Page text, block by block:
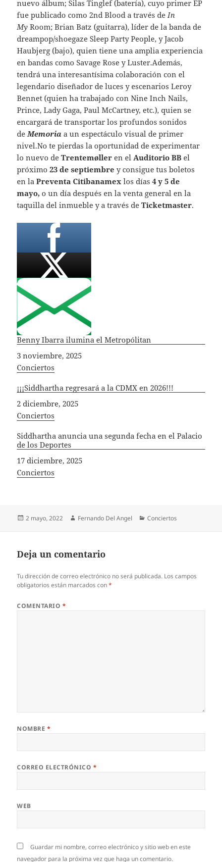
nuevo álbum; Silas Tinglef (batería), cuyo primer EP
fue publicado como 2nd Blood a través de In
MyRoom; Brian Batz (guitarra), líder de la banda de
dreampop/shoegaze Sleep Party People, y Jacob
Haubjerg (bajo), quien tiene una amplia experiencia
en bandas como Savage Rose y Luster.Además,
tendrá una interesantísima colaboración con el
legendario diseñador de luces y escenarios Leroy
Bennet (quien ha trabajado con Nine Inch Nails,
Prince, Lady Gaga, Paul McCartney, etc.), quien se
encargará de transportar los profundos sonidos
de Memoriaa un espectáculo visual de primer
nivel.No te pierdas la oportunidad de experimentar
lo nuevo deTrentemøller en el Auditorio BBel
próximo23 de septiembre y consigue tus boletos
en laPreventa Citibanamexlos días4 y 5 de
mayo,o un día después en la venta general en la
taquilla del inmueble y a través deTicketmaster.
Benny Ibarra ilumina el Metropólitan
Fecha
3 noviembre, 2025
In relation to
Conciertos
¡¡¡Siddhartha regresará a la CDMX en 2026!!!
Fecha
2 diciembre, 2025
In relation to
Conciertos
Siddhartha anuncia una segunda fecha en el Palacio
de los Deportes
Fecha
17 diciembre, 2025
In relation to
Conciertos
Publicado
2 mayo, 2022 Autor
Fernando Del Angel Categorías
Conciertos
Deja un comentario
Tu dirección de correo electrónico no será publicada. Los campos
obligatorios están marcados con*
COMENTARIO *
NOMBRE *
CORREO ELECTRÓNICO *
WEB
Guardar mi nombre, correo electrónico y sitio web en este
navegador para la próxima vez que haga un comentario.